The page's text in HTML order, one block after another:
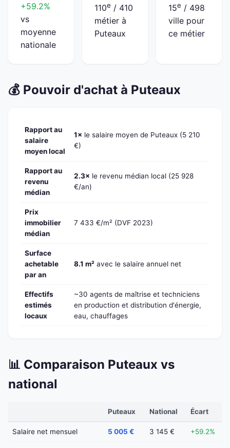
+59.2%
vs
moyenne
nationale
110e / 410
métier à
Puteaux
15e / 498
ville pour
ce métier
💰 Pouvoir d'achat à Puteaux
Rapport au
salaire
moyen local
1× le salaire moyen de Puteaux (5 210
€)
Rapport au
revenu
médian
2.3× le revenu médian local (25 928
€/an)
Prix
immobilier
médian
7 433 €/m² (DVF 2023)
Surface
achetable
par an
8.1 m² avec le salaire annuel net
Effectifs
estimés
locaux
~30 agents de maîtrise et techniciens
en production et distribution d'énergie,
eau, chauffages
📊 Comparaison Puteaux vs
national
Puteaux National Écart
Salaire net mensuel 5 005 € 3 145 € +59.2%